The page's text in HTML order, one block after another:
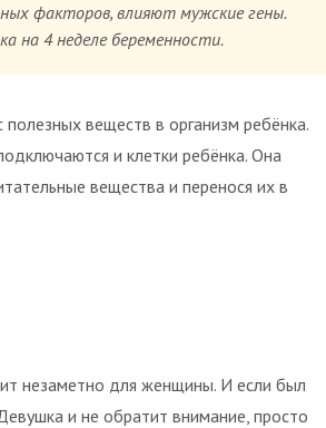
факторов, влияют мужские гены.
на 4 неделе беременности.
веществ в организм ребёнка.
и клетки ребёнка. Она
вещества и перенося их в
незаметно для женщины. И если был
и не обратит внимание, просто